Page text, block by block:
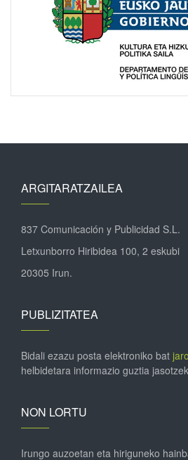
ARGITARATZAILEA
837 Comunicación y Publicidad S.L.
Letxunborro Hiribidea 100, 2 eskubi
20305 Irun.
PUBLIZITATEA
Bidali ezazu posta elektroniko bat
helbidetara informazio guztia
NON LORTU
Irungo auzoetan eta hiriguneko